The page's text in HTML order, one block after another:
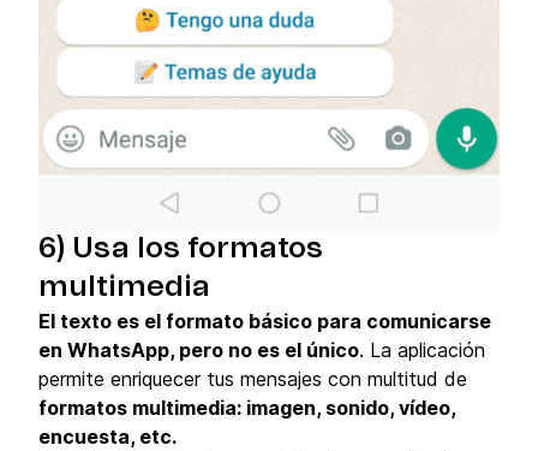
6) Usa los formatos
multimedia
El texto es el formato básico para comunicarse
en WhatsApp, pero no es el único. La aplicación
permite enriquecer tus mensajes con multitud de
formatos multimedia: imagen, sonido, vídeo,
encuesta, etc.